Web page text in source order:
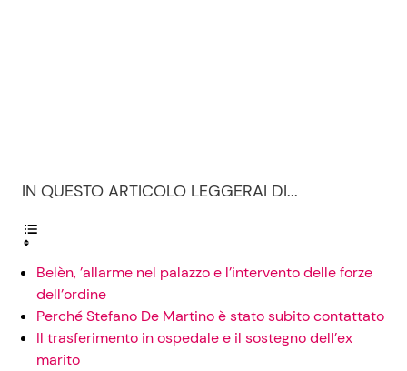
Pubblicità
Privacy Policy
IN QUESTO ARTICOLO LEGGERAI DI...
Belèn, ’allarme nel palazzo e l’intervento delle forze
dell’ordine
Perché Stefano De Martino è stato subito contattato
Il trasferimento in ospedale e il sostegno dell’ex
marito